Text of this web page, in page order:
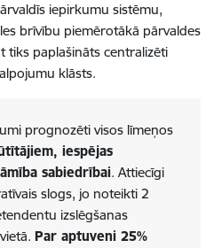
iepirkumu sistēmu,
brīvību piemērotākā pārvaldes
tiks paplašināts centralizēti
klāsts.
prognozēti visos līmeņos
iespējas
sabiedrībai. Attiecīgi
slogs, jo noteikti 2
izslēgšanas
Par aptuveni 25%